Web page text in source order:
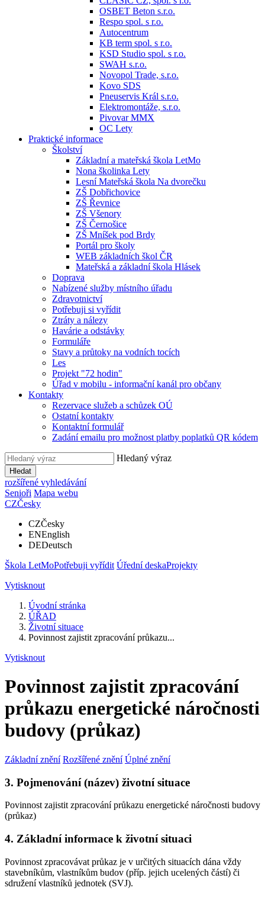
OSBET Beton s.r.o.
Respo spol. s r.o.
Autocentrum
KB term spol. s r.o.
KSD Studio spol. s r.o.
SWAH s.r.o.
Novopol Trade, s.r.o.
Kovo SDS
Pneuservis Král s.r.o.
Elektromontáže, s.r.o.
Pivovar MMX
OC Lety
Praktické informace
Školství
Základní a mateřská škola LetMo
Nona školinka Lety
Lesní Mateřská škola Na dvorečku
ZŠ Dobřichovice
ZŠ Řevnice
ZŠ Všenory
ZŠ Černošice
ZŠ Mníšek pod Brdy
Portál pro školy
WEB základních škol ČR
Mateřská a základní škola Hlásek
Doprava
Nabízené služby místního úřadu
Zdravotnictví
Potřebuji si vyřídit
Ztráty a nálezy
Havárie a odstávky
Formuláře
Stavy a průtoky na vodních tocích
Les
Projekt "72 hodin"
Úřad v mobilu - informační kanál pro občany
Kontakty
Rezervace služeb a schůzek OÚ
Ostatní kontakty
Kontaktní formulář
Zadání emailu pro možnost platby poplatků QR kódem
Hledaný výraz
Hledat
rozšířené vyhledávání
Senioři Mapa webu
CZČesky
CZČesky
ENEnglish
DEDeutsch
Škola LetMoPotřebuji vyřídit Úřední deskaProjekty
Vytisknout
Úvodní stránka
ÚŘAD
Životní situace
Povinnost zajistit zpracování průkazu...
Vytisknout
Povinnost zajistit zpracování
průkazu energetické náročnosti
budovy (průkaz)
Základní znění Rozšířené znění Úplné znění
3. Pojmenování (název) životní situace
Povinnost zajistit zpracování průkazu energetické náročnosti budovy
(průkaz)
4. Základní informace k životní situaci
Povinnost zpracovávat průkaz je v určitých situacích dána vždy
stavebníkům, vlastníkům budov (příp. jejich ucelených částí) či
sdružení vlastníků jednotek (SVJ).